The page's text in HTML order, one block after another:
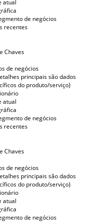
atual
de negócios
recentes
Chaves
de negócios
principais são dados
do produto/serviço)
atual
de negócios
recentes
Chaves
de negócios
principais são dados
do produto/serviço)
atual
de negócios